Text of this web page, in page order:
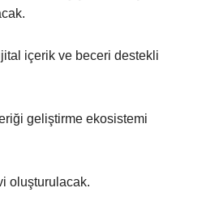
içerik ve beceri destekli
geliştirme ekosistemi
oluşturulacak.